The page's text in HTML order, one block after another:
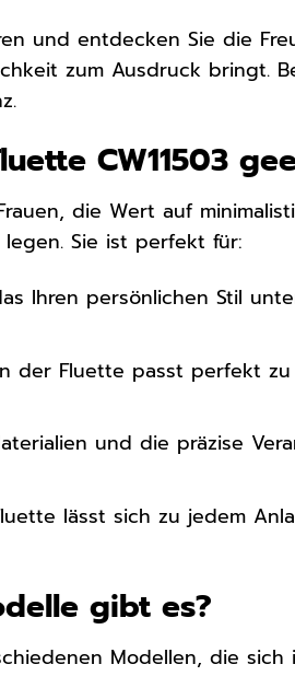
und entdecken Sie die
zum Ausdruck bringt.
CW11503
die Wert auf
Sie ist perfekt für:
Ihren persönlichen Stil
der Fluette passt perfekt zu
und die präzise
lässt sich zu jedem
gibt es?
Modellen, die sich